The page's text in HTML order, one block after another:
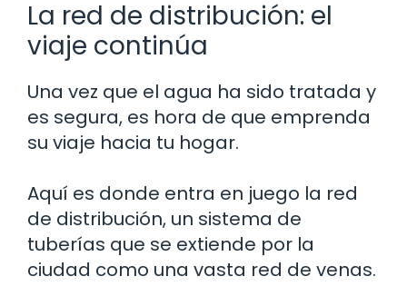
La red de distribución: el
viaje continúa
Una vez que el agua ha sido tratada y
es segura, es hora de que emprenda
su viaje hacia tu hogar.
Aquí es donde entra en juego la red
de distribución, un sistema de
tuberías que se extiende por la
ciudad como una vasta red de venas.